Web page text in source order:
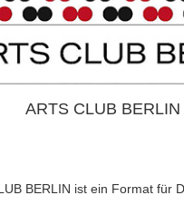
ARTS CLUB BERLIN
BERLIN ist ein Format für